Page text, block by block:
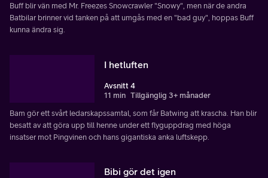
Buff blir vän med Mr. Freezes Snowcrawler "Snowy", men när de andra
Batbilar brinner vid tanken på att umgås med en "bad guy", hoppas Buff
kunna ändra sig.
I hetluften
Avsnitt 4
11 min Tillgänglig 3+ månader
Bam gör ett svårt ledarskapssamtal, som får Batwing att krascha. Han blir
besatt av att göra upp till henne under ett flyguppdrag med höga
insatser mot Pingvinen och hans gigantiska anka luftskepp.
Bibi gör det igen